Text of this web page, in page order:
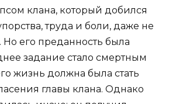
клана, который добился
труда и боли, даже не
его преданность была
задание стало смертным
жизнь должна была стать
главы клана. Однако